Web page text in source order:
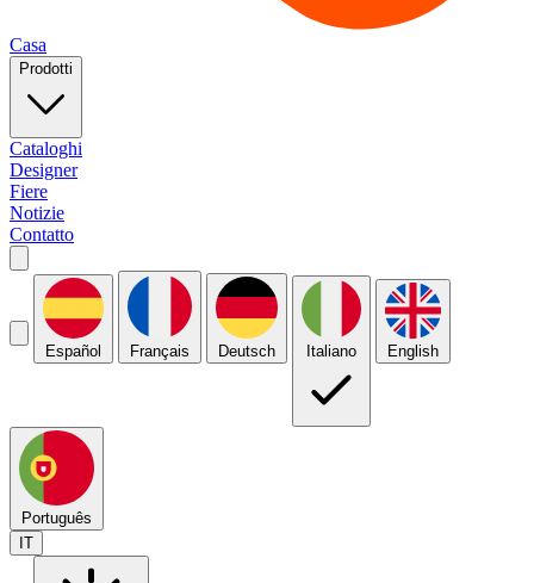
Casa
Prodotti
Cataloghi
Designer
Fiere
Notizie
Contatto
Español Français Deutsch Italiano English
Português
IT